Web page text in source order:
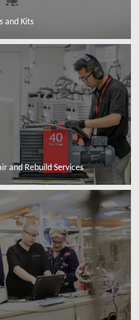
and Kits
and Rebuild Services